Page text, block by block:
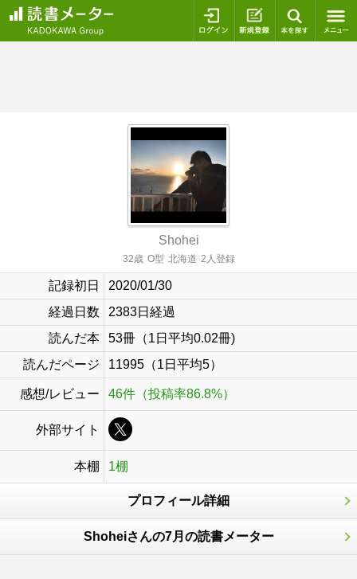
ログイン 新規登録
Shohei
32歳 O型 北海道 2人登録
記録初日
2020/01/30
経過日数
2383日経過
読んだ本
53冊（1日平均0.02冊)
読んだページ
11995（1日平均5）
感想/レビュー 46件（投稿率86.8%）
外部サイト
本棚 1棚
プロフィール詳細
Shoheiさんの7月の読書メーター